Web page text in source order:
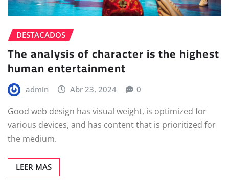
DESTACADOS
The analysis of character is the highest
human entertainment
admin Abr 23, 2024 0
Good web design has visual weight, is optimized for
various devices, and has content that is prioritized for
the medium.
LEER MAS